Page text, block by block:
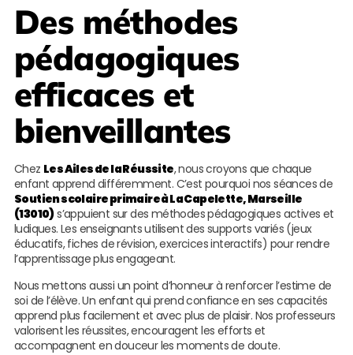
Des méthodes
pédagogiques
efficaces et
bienveillantes
Chez Les Ailes de la Réussite, nous croyons que chaque
enfant apprend différemment. C’est pourquoi nos séances de
Soutien scolaire primaire à La Capelette, Marseille
(13010)s’appuient sur des méthodes pédagogiques actives et
ludiques. Les enseignants utilisent des supports variés (jeux
éducatifs, fiches de révision, exercices interactifs) pour rendre
l’apprentissage plus engageant.
Nous mettons aussi un point d’honneur à renforcer l’estime de
soi de l’élève. Un enfant qui prend confiance en ses capacités
apprend plus facilement et avec plus de plaisir. Nos professeurs
valorisent les réussites, encouragent les efforts et
accompagnent en douceur les moments de doute.